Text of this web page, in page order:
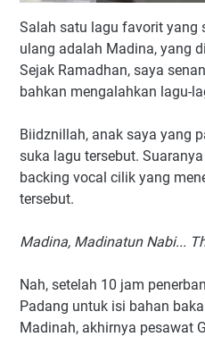
Salah satu lagu favorit yang
ulang adalah Madina, yang
Sejak Ramadhan, saya
bahkan mengalahkan lagu-
Biidznillah, anak saya yang
suka lagu tersebut.
backing vocal cilik yang
tersebut.
Madina, Madinatun Nabi...
Nah, setelah 10 jam
Padang untuk isi bahan
Madinah, akhirnya pesawat